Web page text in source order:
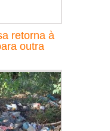
retorna à
outra